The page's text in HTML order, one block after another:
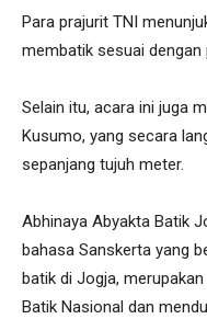
Para prajurit TNI
membatik sesuai dengan
Selain itu, acara ini juga
Kusumo, yang secara
sepanjang tujuh meter.
Abhinaya Abyakta Batik
bahasa Sanskerta yang
batik di Jogja,
Batik Nasional dan